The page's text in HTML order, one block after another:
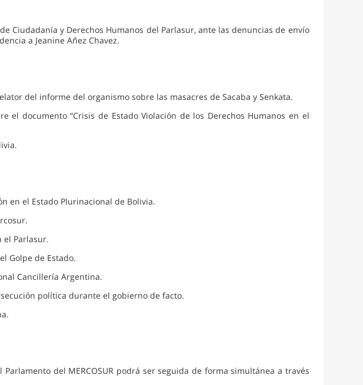
Ciudadanía y Derechos Humanos del Parlasur, ante las denuncias de envío
a Jeanine Añez Chavez.
del informe del organismo sobre las masacres de Sacaba y Senkata.
el documento “Crisis de Estado Violación de los Derechos Humanos en el
en el Estado Plurinacional de Bolivia.
el Parlasur.
Golpe de Estado.
Cancillería Argentina.
política durante el gobierno de facto.
del MERCOSUR podrá ser seguida de forma simultánea a través